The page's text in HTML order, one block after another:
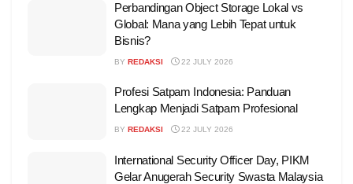
Perbandingan Object Storage Lokal vs
Global: Mana yang Lebih Tepat untuk
Bisnis?
BY REDAKSI 22 JULY 2026
Profesi Satpam Indonesia: Panduan
Lengkap Menjadi Satpam Profesional
BY REDAKSI 22 JULY 2026
International Security Officer Day, PIKM
Gelar Anugerah Security Swasta Malaysia